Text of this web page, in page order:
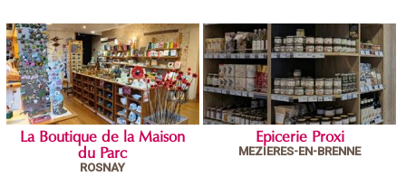
La Boutique de la Maison
du Parc
ROSNAY
Epicerie Proxi
MEZIERES-EN-BRENNE